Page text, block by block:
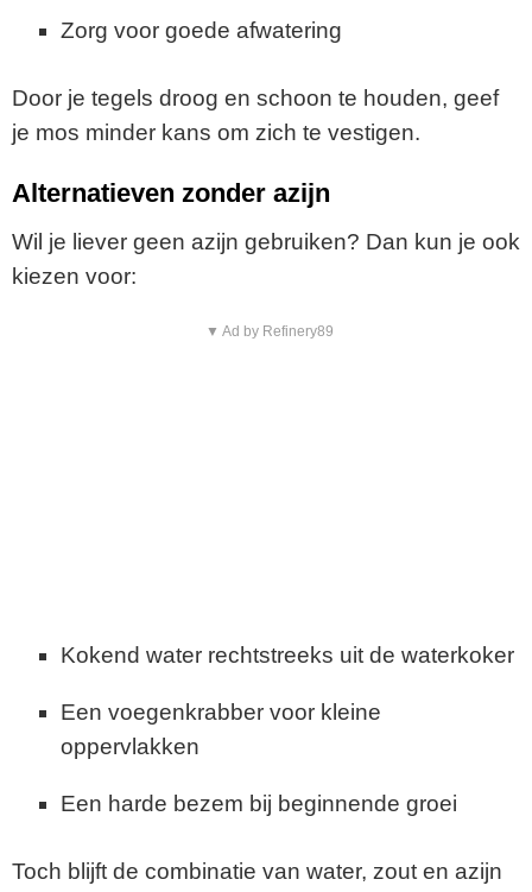
Zorg voor goede afwatering
Door je tegels droog en schoon te houden, geef
je mos minder kans om zich te vestigen.
Alternatieven zonder azijn
Wil je liever geen azijn gebruiken? Dan kun je ook
kiezen voor:
▼ Ad by Refinery89
Kokend water rechtstreeks uit de waterkoker
Een voegenkrabber voor kleine
oppervlakken
Een harde bezem bij beginnende groei
Toch blijft de combinatie van water, zout en azijn